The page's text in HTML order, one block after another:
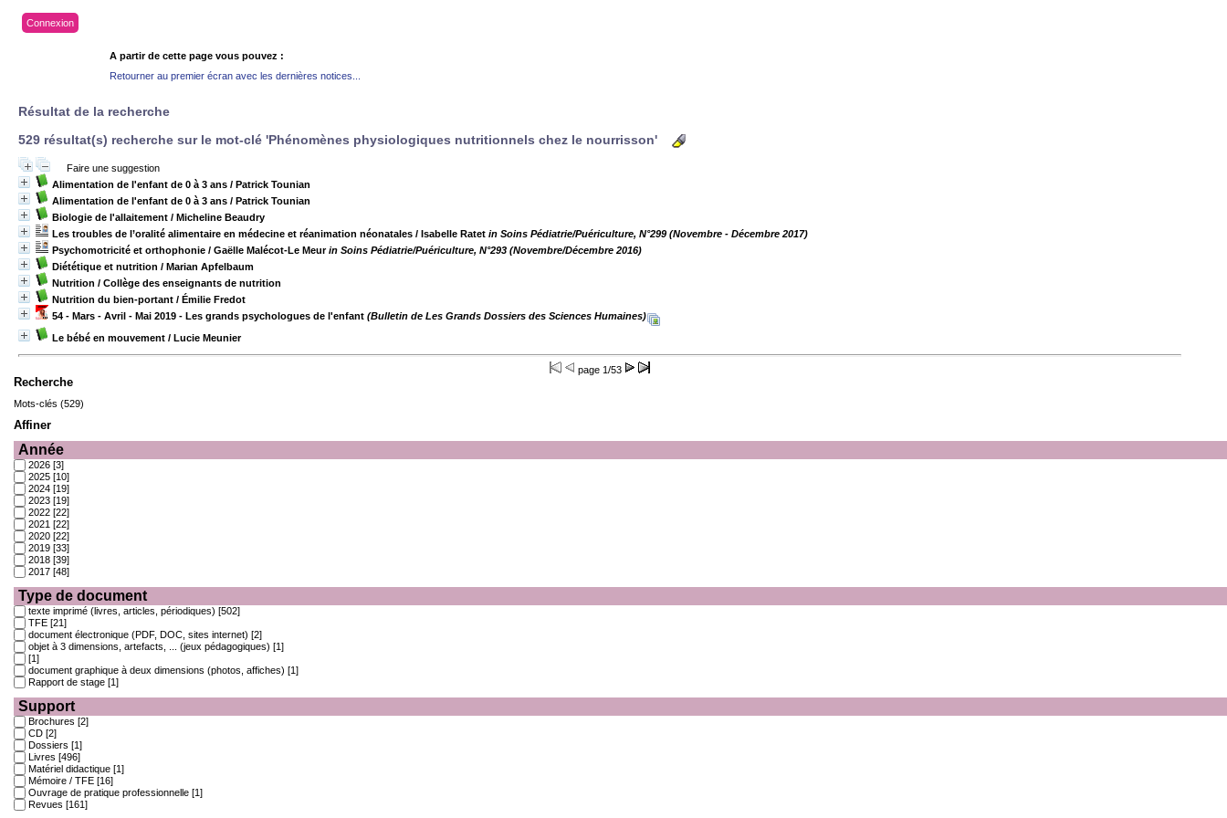
Connexion
A partir de cette page vous pouvez :
Retourner au premier écran avec les dernières notices...
Résultat de la recherche
529 résultat(s) recherche sur le mot-clé 'Phénomènes physiologiques nutritionnels chez le nourrisson'
Faire une suggestion
Alimentation de l'enfant de 0 à 3 ans / Patrick Tounian
Alimentation de l'enfant de 0 à 3 ans / Patrick Tounian
Biologie de l'allaitement / Micheline Beaudry
Les troubles de l’oralité alimentaire en médecine et réanimation néonatales / Isabelle Ratet in Soins Pédiatrie/Puériculture, N°299 (Novembre - Décembre 2017)
Psychomotricité et orthophonie / Gaëlle Malécot-Le Meurin Soins Pédiatrie/Puériculture, N°293 (Novembre/Décembre 2016)
Diététique et nutrition / Marian Apfelbaum
Nutrition / Collège des enseignants de nutrition
Nutrition du bien-portant / Émilie Fredot
54 - Mars - Avril - Mai 2019 - Les grands psychologues de l'enfant (Bulletin de Les Grands Dossiers des Sciences Humaines)
Le bébé en mouvement / Lucie Meunier
page 1/53
Recherche
Mots-clés (529)
Affiner
Année
2026 [3]
2025 [10]
2024 [19]
2023 [19]
2022 [22]
2021 [22]
2020 [22]
2019 [33]
2018 [39]
2017 [48]
Type de document
texte imprimé (livres, articles, périodiques) [502]
TFE [21]
document électronique (PDF, DOC, sites internet) [2]
objet à 3 dimensions, artefacts, ... (jeux pédagogiques) [1]
[1]
document graphique à deux dimensions (photos, affiches) [1]
Rapport de stage [1]
Support
Brochures [2]
CD [2]
Dossiers [1]
Livres [496]
Matériel didactique [1]
Mémoire / TFE [16]
Ouvrage de pratique professionnelle [1]
Revues [161]